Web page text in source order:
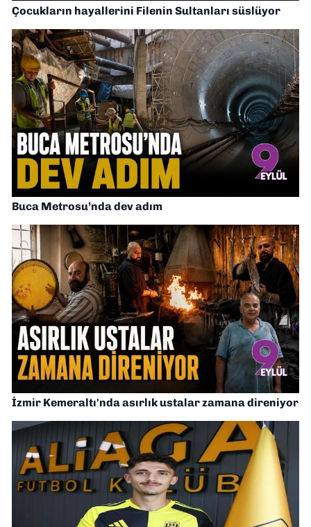
Çocukların hayallerini Filenin Sultanları süslüyor
Buca Metrosu’nda dev adım
İzmir Kemeraltı'nda asırlık ustalar zamana direniyor